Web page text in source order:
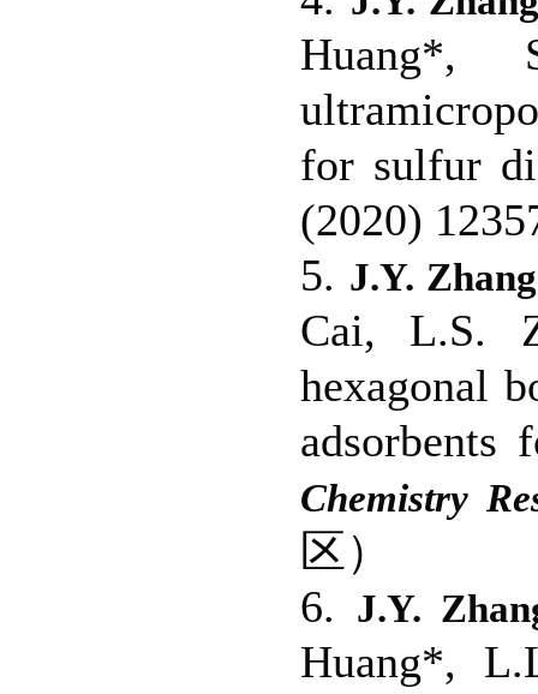
Huang*,
for sulfur
(2020)
5. J.Y. Zhang
Cai, L.S.
hexagonal
adsorbents
Chemistry
区）
6. J.Y.
Huang*,